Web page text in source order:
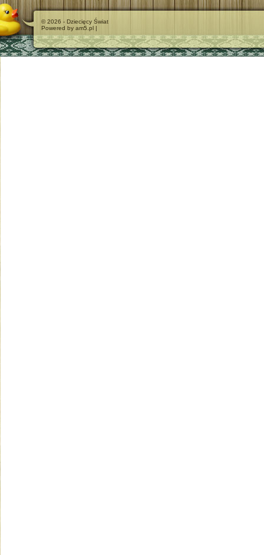
© 2026 - Dziecięcy Świat
Powered by am5.pl |